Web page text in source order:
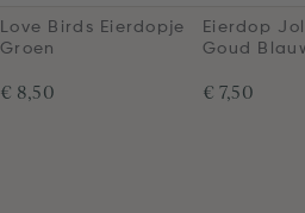
Love Birds Eierdopje
Groen
€ 8,50
Eierdop
Goud
€ 7,50